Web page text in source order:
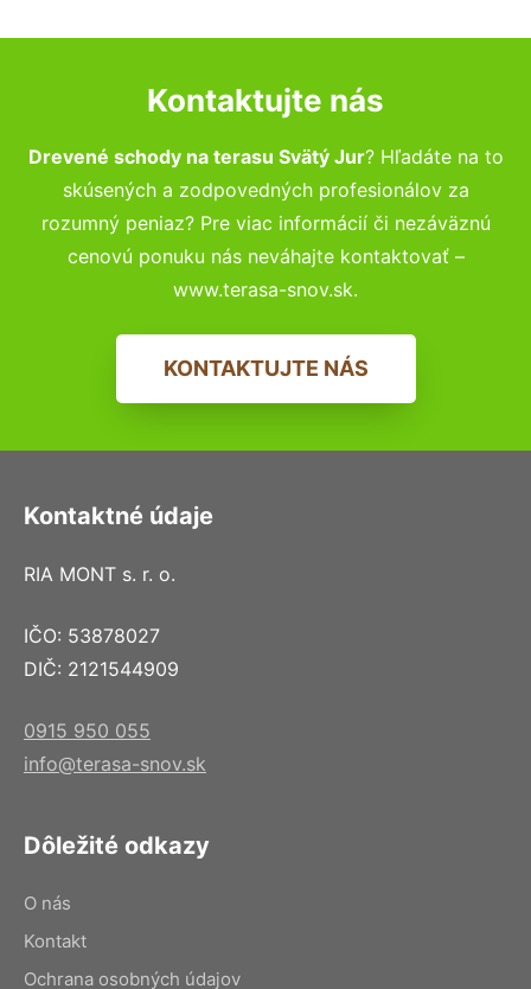
Kontaktujte nás
Drevené schody na terasu Svätý Jur? Hľadáte na to
skúsených a zodpovedných profesionálov za
rozumný peniaz? Pre viac informácií či nezáväznú
cenovú ponuku nás neváhajte kontaktovať –
www.terasa-snov.sk.
KONTAKTUJTE NÁS
Kontaktné údaje
RIA MONT s. r. o.
IČO: 53878027
DIČ: 2121544909
0915 950 055
info@terasa-snov.sk
Dôležité odkazy
O nás
Kontakt
Ochrana osobných údajov